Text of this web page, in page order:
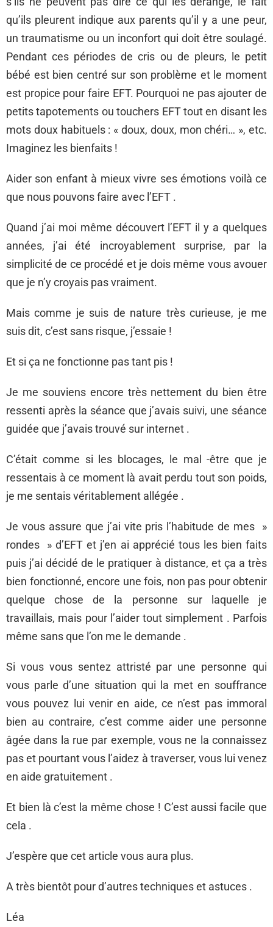
qu’ils pleurent indique aux parents qu’il y a une peur,
un traumatisme ou un inconfort qui doit être soulagé.
Pendant ces périodes de cris ou de pleurs, le petit
bébé est bien centré sur son problème et le moment
est propice pour faire EFT. Pourquoi ne pas ajouter de
petits tapotements ou touchers EFT tout en disant les
mots doux habituels : « doux, doux, mon chéri… », etc.
Imaginez les bienfaits !
Aider son enfant à mieux vivre ses émotions voilà ce
que nous pouvons faire avec l’EFT .
Quand j’ai moi même découvert l’EFT il y a quelques
années, j’ai été incroyablement surprise, par la
simplicité de ce procédé et je dois même vous avouer
que je n’y croyais pas vraiment.
Mais comme je suis de nature très curieuse, je me
suis dit, c’est sans risque, j’essaie !
Et si ça ne fonctionne pas tant pis !
Je me souviens encore très nettement du bien être
ressenti après la séance que j’avais suivi, une séance
guidée que j’avais trouvé sur internet .
C’était comme si les blocages, le mal -être que je
ressentais à ce moment là avait perdu tout son poids,
je me sentais véritablement allégée .
Je vous assure que j’ai vite pris l’habitude de mes »
rondes » d’EFT et j’en ai apprécié tous les bien faits
puis j’ai décidé de le pratiquer à distance, et ça a très
bien fonctionné, encore une fois, non pas pour obtenir
quelque chose de la personne sur laquelle je
travaillais, mais pour l’aider tout simplement . Parfois
même sans que l’on me le demande .
Si vous vous sentez attristé par une personne qui
vous parle d’une situation qui la met en souffrance
vous pouvez lui venir en aide, ce n’est pas immoral
bien au contraire, c’est comme aider une personne
âgée dans la rue par exemple, vous ne la connaissez
pas et pourtant vous l’aidez à traverser, vous lui venez
en aide gratuitement .
Et bien là c’est la même chose ! C’est aussi facile que
cela .
J’espère que cet article vous aura plus.
A très bientôt pour d’autres techniques et astuces .
Léa